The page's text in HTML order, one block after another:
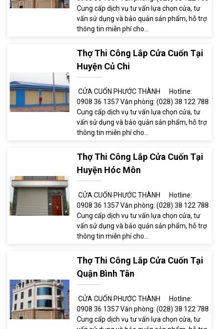
Cung cấp dịch vụ tư vấn lựa chọn cửa, tư
vấn sử dụng và bảo quản sản phẩm, hỗ trợ
thông tin miễn phí cho...
Thợ Thi Công Lắp Cửa Cuốn Tại
Huyện Củ Chi
CỬA CUỐN PHƯỚC THÀNH Hotline:
0908 36 1357 Văn phòng: (028) 38 122 788
Cung cấp dịch vụ tư vấn lựa chọn cửa, tư
vấn sử dụng và bảo quản sản phẩm, hỗ trợ
thông tin miễn phí cho...
Thợ Thi Công Lắp Cửa Cuốn Tại
Huyện Hóc Môn
CỬA CUỐN PHƯỚC THÀNH Hotline:
0908 36 1357 Văn phòng: (028) 38 122 788
Cung cấp dịch vụ tư vấn lựa chọn cửa, tư
vấn sử dụng và bảo quản sản phẩm, hỗ trợ
thông tin miễn phí cho...
Thợ Thi Công Lắp Cửa Cuốn Tại
Quận Bình Tân
CỬA CUỐN PHƯỚC THÀNH Hotline:
0908 36 1357 Văn phòng: (028) 38 122 788
Cung cấp dịch vụ tư vấn lựa chọn cửa, tư